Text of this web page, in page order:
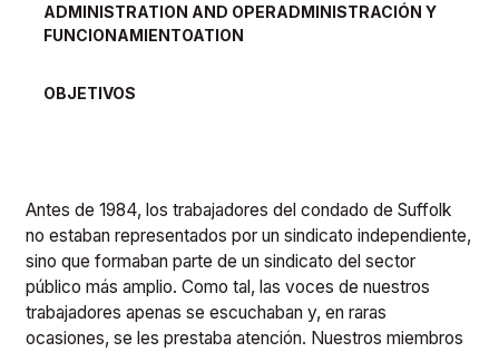
ADMINISTRATION AND OPERADMINISTRACIÓN Y
FUNCIONAMIENTOATION
OBJETIVOS
Antes de 1984, los trabajadores del condado de Suffolk
no estaban representados por un sindicato independiente,
sino que formaban parte de un sindicato del sector
público más amplio. Como tal, las voces de nuestros
trabajadores apenas se escuchaban y, en raras
ocasiones, se les prestaba atención. Nuestros miembros